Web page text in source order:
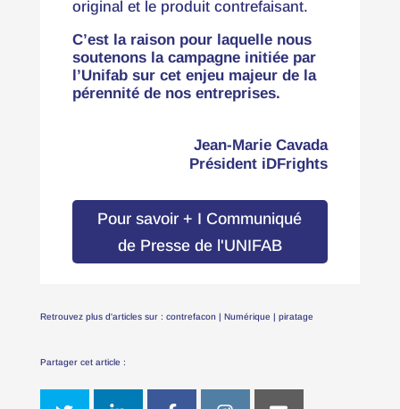
original et le produit contrefaisant.
C’est la raison pour laquelle nous
soutenons la campagne initiée par
l’Unifab sur cet enjeu majeur de la
pérennité de nos entreprises.
Jean-Marie Cavada
Président iDFrights
Pour savoir + I Communiqué
de Presse de l'UNIFAB
Retrouvez plus d'articles sur : contrefacon | Numérique | piratage
Partager cet article :